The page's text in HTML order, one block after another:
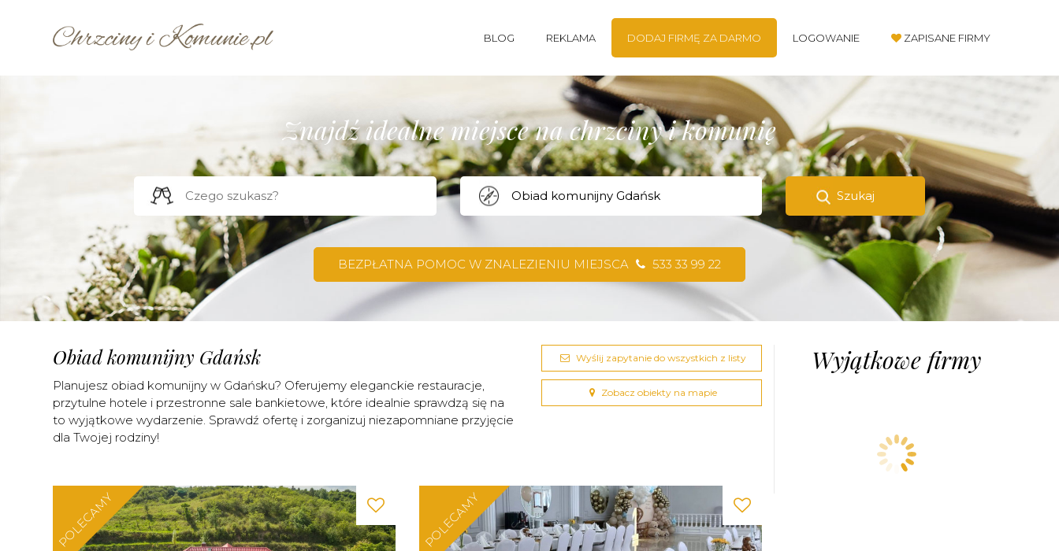
BLOG REKLAMA DODAJ FIRMĘ ZA DARMO LOGOWANIE ZAPISANE FIRMY
Znajdź idealne miejsce na chrzciny i komunię
Szukaj
BEZPŁATNA POMOC W ZNALEZIENIU MIEJSCA 533 33 99 22
Obiad komunijny Gdańsk
Planujesz obiad komunijny w Gdańsku? Oferujemy eleganckie restauracje,
przytulne hotele i przestronne sale bankietowe, które idealnie sprawdzą się na
to wyjątkowe wydarzenie. Sprawdź ofertę i zorganizuj niezapomniane przyjęcie
dla Twojej rodziny!
Wyślij zapytanie do wszystkich z listy
Zobacz obiekty na mapie
POLECAMY POLECAMY
Wyjątkowe firmy